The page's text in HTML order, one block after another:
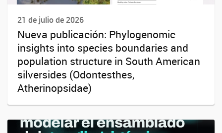
21 de julio de 2026
Nueva publicación: Phylogenomic
insights into species boundaries and
population structure in South American
silversides (Odontesthes,
Atherinopsidae)